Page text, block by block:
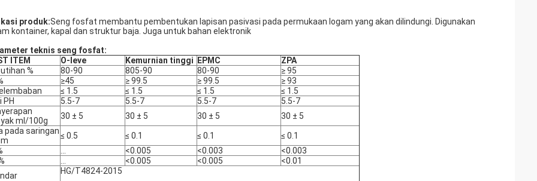
produk:Seng fosfat membantu pembentukan lapisan pasivasi pada permukaan logam yang akan dilindungi. Digunakan
kontainer, kapal dan struktur baja. Juga untuk bahan elektronik
teknis seng fosfat:
ITEM
O-leve Kemurnian tinggi EPMC
ZPA
%
80-90 805-90 80-90
≥ 95
≥45 ≥ 99.5 ≥ 99.5
≥ 93
≤ 1.5 ≤ 1.5 ≤ 1.5
≤ 1.5
PH
5.5-7 5.5-7 5.5-7
5.5-7
ml/100g
30 ± 5 30 ± 5 30 ± 5
30 ± 5
pada saringan≤ 0.5 ≤ 0.1 ≤ 0.1
≤ 0.1
<0.005 <0.003
<0.003
<0.005 <0.005
<0.01
HG/T4824-2015